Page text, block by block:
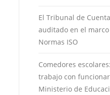
El Tribunal de
auditado en el
Normas ISO
Comedores
trabajo con
Ministerio de